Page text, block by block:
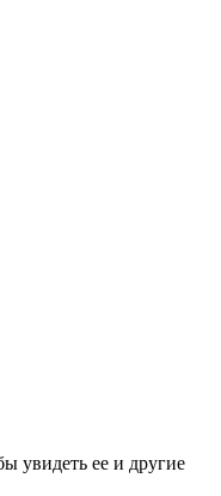
увидеть ее и другие